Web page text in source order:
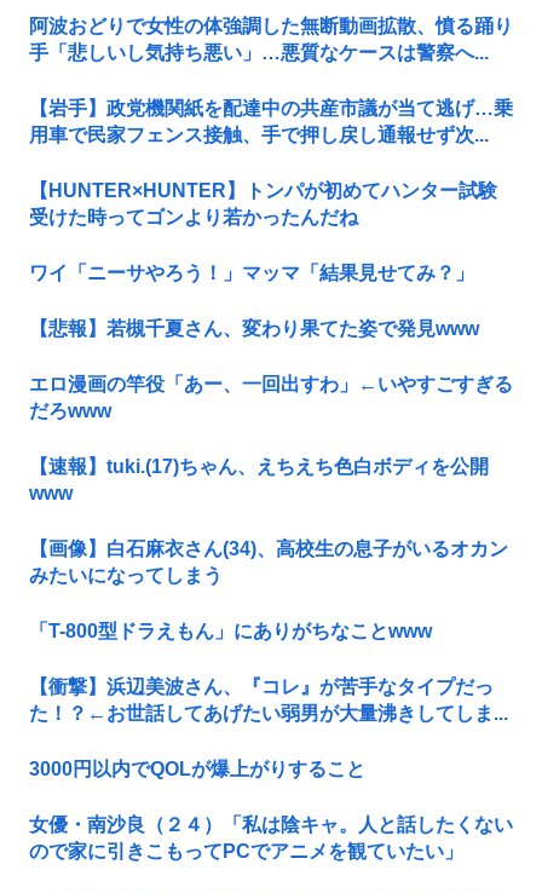
阿波おどりで女性の体強調した無断動画拡散、憤る踊り
手「悲しいし気持ち悪い」…悪質なケースは警察へ...
【岩手】政党機関紙を配達中の共産市議が当て逃げ…乗
用車で民家フェンス接触、手で押し戻し通報せず次...
【HUNTER×HUNTER】トンパが初めてハンター試験
受けた時ってゴンより若かったんだね
ワイ「ニーサやろう！」マッマ「結果見せてみ？」
【悲報】若槻千夏さん、変わり果てた姿で発見www
エロ漫画の竿役「あー、一回出すわ」←いやすごすぎる
だろwww
【速報】tuki.(17)ちゃん、えちえち色白ボディを公開
www
【画像】白石麻衣さん(34)、高校生の息子がいるオカン
みたいになってしまう
「T-800型ドラえもん」にありがちなことwww
【衝撃】浜辺美波さん、『コレ』が苦手なタイプだっ
た！？←お世話してあげたい弱男が大量沸きしてしま...
3000円以内でQOLが爆上がりすること
女優・南沙良（２４）「私は陰キャ。人と話したくない
ので家に引きこもってPCでアニメを観ていたい」